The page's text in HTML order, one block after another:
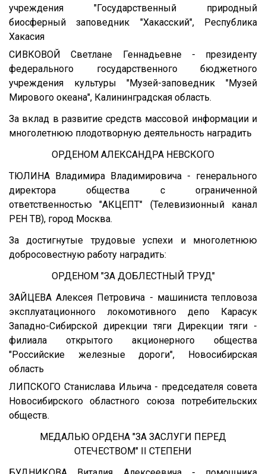
учреждения "Государственный природный
биосферный заповедник "Хакасский", Республика
Хакасия
СИВКОВОЙ Светлане Геннадьевне - президенту
федерального государственного бюджетного
учреждения культуры "Музей-заповедник "Музей
Мирового океана", Калининградская область.
За вклад в развитие средств массовой информации и
многолетнюю плодотворную деятельность наградить
ОРДЕНОМ АЛЕКСАНДРА НЕВСКОГО
ТЮЛИНА Владимира Владимировича - генерального
директора общества с ограниченной
ответственностью "АКЦЕПТ" (Телевизионный канал
РЕН ТВ), город Москва.
За достигнутые трудовые успехи и многолетнюю
добросовестную работу наградить:
ОРДЕНОМ "ЗА ДОБЛЕСТНЫЙ ТРУД"
ЗАЙЦЕВА Алексея Петровича - машиниста тепловоза
эксплуатационного локомотивного депо Карасук
Западно-Сибирской дирекции тяги Дирекции тяги -
филиала открытого акционерного общества
"Российские железные дороги", Новосибирская
область
ЛИПСКОГО Станислава Ильича - председателя совета
Новосибирского областного союза потребительских
обществ.
МЕДАЛЬЮ ОРДЕНА "ЗА ЗАСЛУГИ ПЕРЕД
ОТЕЧЕСТВОМ" II СТЕПЕНИ